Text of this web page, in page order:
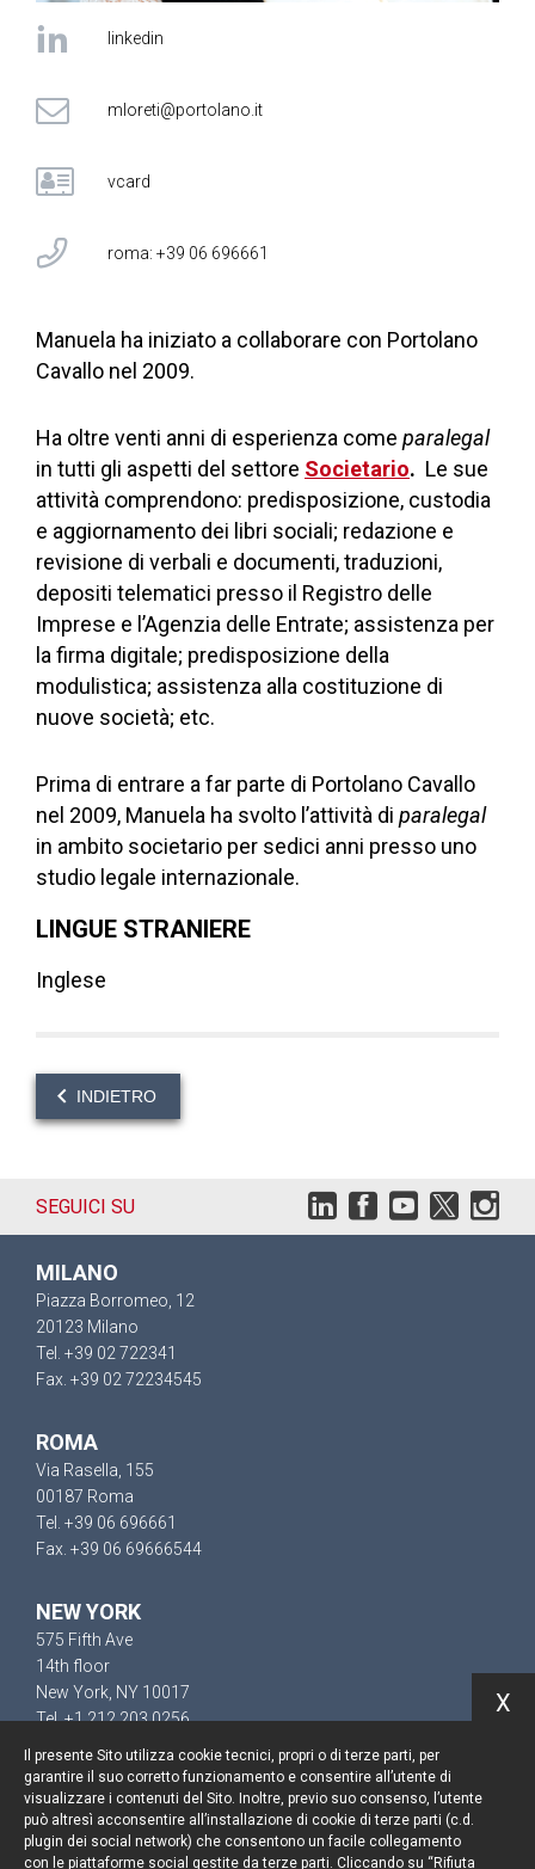
linkedin
mloreti@portolano.it
vcard
roma: +39 06 696661
Manuela ha iniziato a collaborare con Portolano
Cavallo nel 2009.
Ha oltre venti anni di esperienza come paralegal
in tutti gli aspetti del settore Societario. Le sue
attività comprendono: predisposizione, custodia
e aggiornamento dei libri sociali; redazione e
revisione di verbali e documenti, traduzioni,
depositi telematici presso il Registro delle
Imprese e l’Agenzia delle Entrate; assistenza per
la firma digitale; predisposizione della
modulistica; assistenza alla costituzione di
nuove società; etc.
Prima di entrare a far parte di Portolano Cavallo
nel 2009, Manuela ha svolto l’attività di paralegal
in ambito societario per sedici anni presso uno
studio legale internazionale.
LINGUE STRANIERE
Inglese
INDIETRO
SEGUICI SU
MILANO
Piazza Borromeo, 12
20123 Milano
Tel. +39 02 722341
Fax. +39 02 72234545
ROMA
Via Rasella, 155
00187 Roma
Tel. +39 06 696661
Fax. +39 06 69666544
NEW YORK
575 Fifth Ave
14th floor
New York, NY 10017
Tel. +1 212 203 0256
Resta aggiornato
Il presente Sito utilizza cookie tecnici, propri o di terze parti, per
garantire il suo corretto funzionamento e consentire all’utente di
visualizzare i contenuti del Sito. Inoltre, previo suo consenso, l’utente
può altresì acconsentire all’installazione di cookie di terze parti (c.d.
plugin dei social network) che consentono un facile collegamento
con le piattaforme social gestite da terze parti. Cliccando su “Rifiuta
X